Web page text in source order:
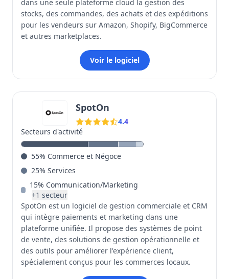
dans une seule plateforme cloud la gestion des
stocks, des commandes, des achats et des expéditions
pour les vendeurs sur Amazon, Shopify, BigCommerce
et autres marketplaces.
Voir le logiciel
SpotOn
4.4
Secteurs d'activité
55% Commerce et Négoce
25% Services
15% Communication/Marketing
+1 secteur
SpotOn est un logiciel de gestion commerciale et CRM
qui intègre paiements et marketing dans une
plateforme unifiée. Il propose des systèmes de point
de vente, des solutions de gestion opérationnelle et
des outils pour améliorer l'expérience client,
spécialement conçus pour les commerces locaux.